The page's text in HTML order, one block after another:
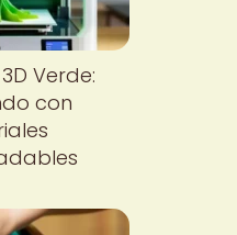
Verde:
con